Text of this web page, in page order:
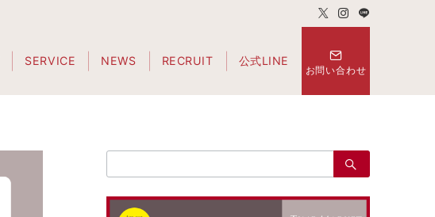
SERVICE NEWS RECRUIT 公式LINE
お問い合わせ
索：